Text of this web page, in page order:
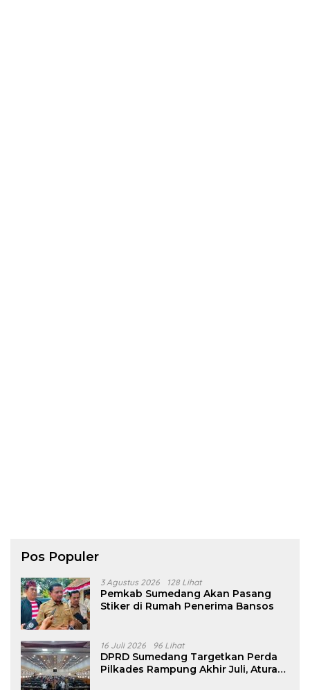
Pos Populer
3 Agustus 2026 128 Lihat
Pemkab Sumedang Akan Pasang
Stiker di Rumah Penerima Bansos
16 Juli 2026 96 Lihat
DPRD Sumedang Targetkan Perda
Pilkades Rampung Akhir Juli, Aturan